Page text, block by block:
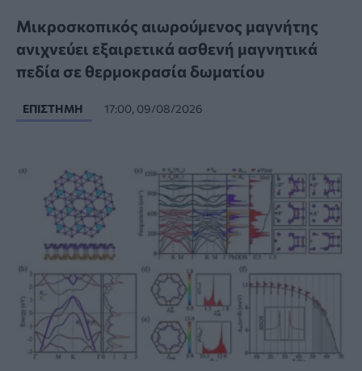
Μικροσκοπικός αιωρούμενος μαγνήτης
ανιχνεύει εξαιρετικά ασθενή μαγνητικά
πεδία σε θερμοκρασία δωματίου
ΕΠΙΣΤΉΜΗ 17:00, 09/08/2026